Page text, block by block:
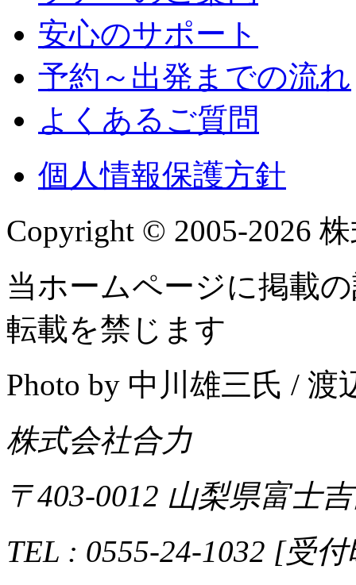
安心のサポート
予約～出発までの流れ
よくあるご質問
個人情報保護方針
Copyright © 2005-2026
当ホームページに掲載
転載を禁じます
Photo by 中川雄三氏 /
株式会社合力
〒403-0012 山梨県富士
TEL : 0555-24-1032 [受